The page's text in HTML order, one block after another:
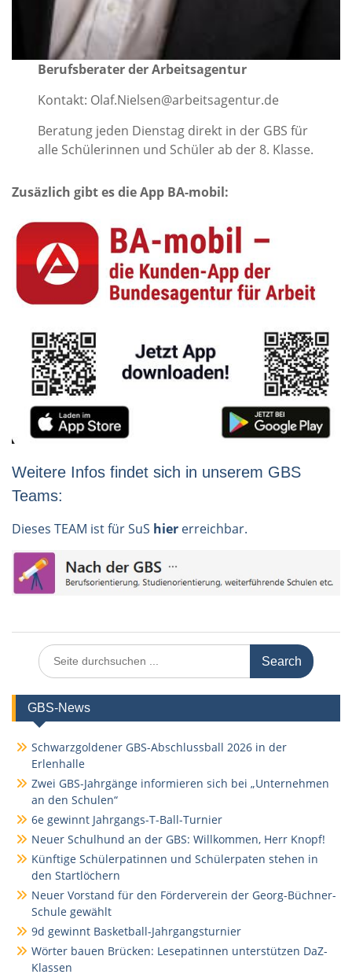
Berufsberater der Arbeitsagentur
Kontakt: Olaf.Nielsen@arbeitsagentur.de
Beratung jeden Dienstag direkt in der GBS für
alle Schülerinnen und Schüler ab der 8. Klasse.
Zusäzlich gibt es die App BA-mobil:
Weitere Infos findet sich in unserem GBS
Teams:
Dieses TEAM ist für SuS hier erreichbar.
Search
for:
GBS-News
Schwarzgoldener GBS-Abschlussball 2026 in der
Erlenhalle
Zwei GBS-Jahrgänge informieren sich bei „Unternehmen
an den Schulen“
6e gewinnt Jahrgangs-T-Ball-Turnier
Neuer Schulhund an der GBS: Willkommen, Herr Knopf!
Künftige Schülerpatinnen und Schülerpaten stehen in
den Startlöchern
Neuer Vorstand für den Förderverein der Georg-Büchner-
Schule gewählt
9d gewinnt Basketball-Jahrgangsturnier
Wörter bauen Brücken: Lesepatinnen unterstützen DaZ-
Klassen